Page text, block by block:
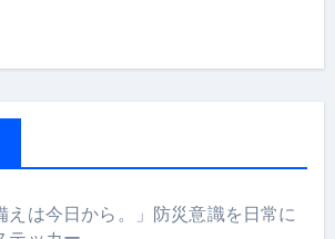
えは今日から。」防災意識を日常に